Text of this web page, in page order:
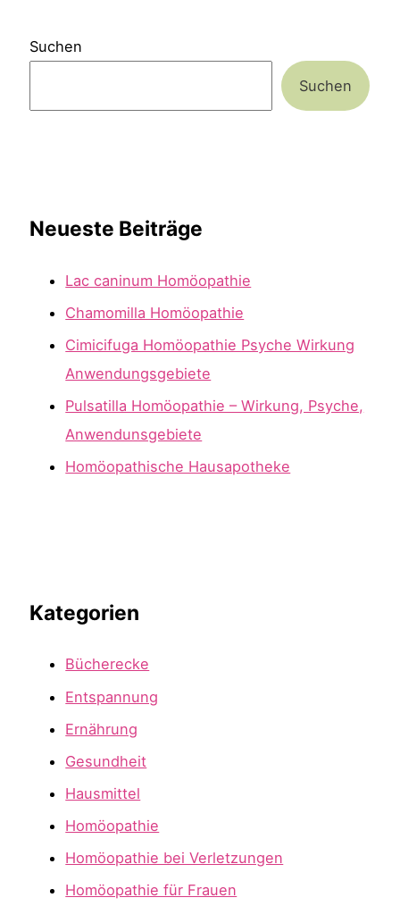
Suchen
Suchen
Neueste Beiträge
Lac caninum Homöopathie
Chamomilla Homöopathie
Cimicifuga Homöopathie Psyche Wirkung
Anwendungsgebiete
Pulsatilla Homöopathie – Wirkung, Psyche,
Anwendunsgebiete
Homöopathische Hausapotheke
Kategorien
Bücherecke
Entspannung
Ernährung
Gesundheit
Hausmittel
Homöopathie
Homöopathie bei Verletzungen
Homöopathie für Frauen